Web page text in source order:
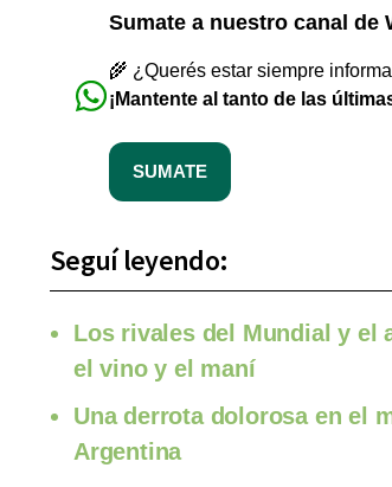
Sumate a nuestro canal de
🌾 ¿Querés estar siempre
¡Mantente al tanto de las
SUMATE
Seguí leyendo:
Los rivales del Mundial y el
el vino y el maní
Una derrota dolorosa en el
Argentina